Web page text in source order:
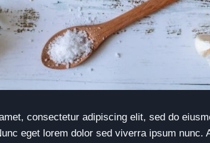
consectetur adipiscing elit, sed do
eget lorem dolor sed viverra ipsum nunc.